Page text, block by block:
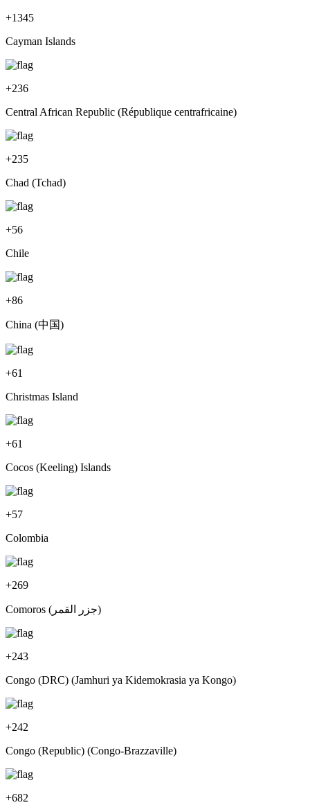
+1345
Cayman Islands
+236
Central African Republic (République centrafricaine)
+235
Chad (Tchad)
+56
Chile
+86
China (中国)
+61
Christmas Island
+61
Cocos (Keeling) Islands
+57
Colombia
+269
Comoros (‫جزر القمر‬‎)
+243
Congo (DRC) (Jamhuri ya Kidemokrasia ya Kongo)
+242
Congo (Republic) (Congo-Brazzaville)
+682